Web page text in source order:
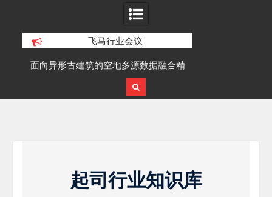
飞马行业会议
面向异形古建筑的空地多源数据融合精
细化三维重建研究
起司行业知识库